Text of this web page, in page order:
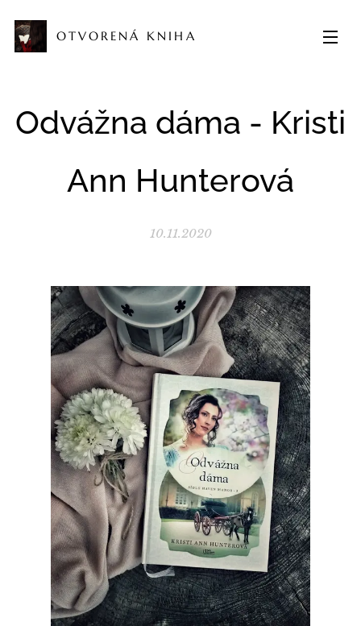
OTVORENÁ KNIHA
Odvážna dáma - Kristi
Ann Hunterová
10.11.2020